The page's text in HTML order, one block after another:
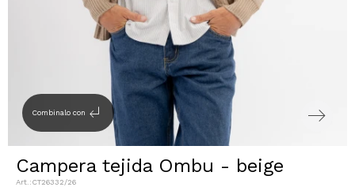
Combinalo con subdirectory_arrow_left
Campera tejida Ombu - beige
CT26332/26
Ver todo
T-shirts y Tops